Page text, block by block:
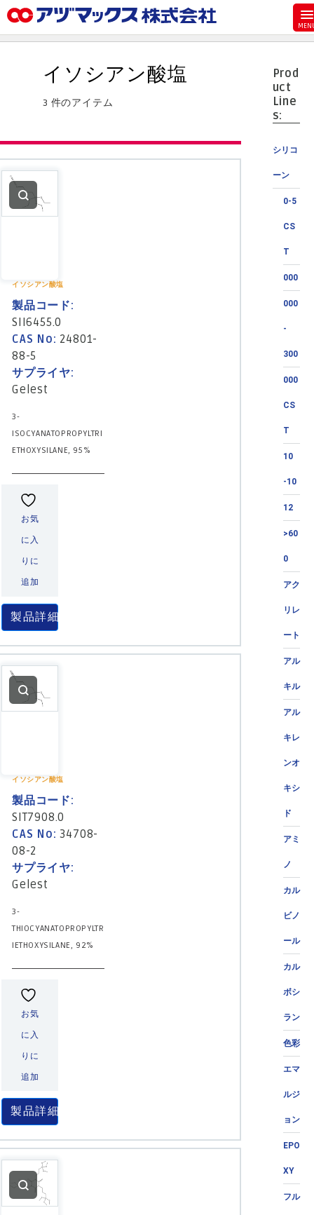
お気に入り
カート
代理店一覧
支払い
Prod
uct
Line
s:
シリコ
ーン
0-5
CS
T
000
000
-
300
000
CS
T
10
-10
12
>60
0
アク
リレ
ート
アル
キル
アル
キレ
ンオ
キシ
ド
アミ
ノ
カル
ビノ
ール
カル
ボシ
ラン
色彩
エマ
ルジ
ョン
EPO
XY
フル
イソシアン酸塩
3 件のアイテム
イソシアン酸塩
製品コード:
SII6455.0
CAS No: 24801-
88-5
サプライヤ:
Gelest
3-
ISOCYANATOPROPYLTRI
ETHOXYSILANE, 95%
お気
に入
りに
追加
製品詳細
イソシアン酸塩
製品コード:
SIT7908.0
CAS No:34708-
08-2
サプライヤ:
Gelest
3-
THIOCYANATOPROPYLTR
IETHOXYSILANE, 92%
お気
に入
りに
追加
製品詳細